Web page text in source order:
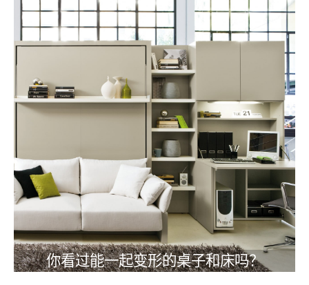
你看过能一起变形的桌子和床吗？